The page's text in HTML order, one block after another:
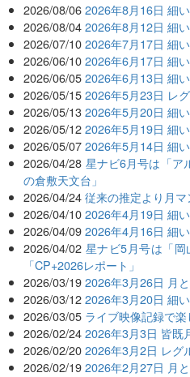
2026/08/06 2026年8月16日 細
2026/08/04 2026年8月12日 細
2026/07/10 2026年7月17日 細
2026/06/10 2026年6月17日 細
2026/06/05 2026年6月13日 細
2026/05/15 2026年5月23日 レ
2026/05/13 2026年5月20日 細
2026/05/12 2026年5月19日 細
2026/05/07 2026年5月14日 細
2026/04/28 星ナビ6月号は「ア
の倉敷天文台」
2026/04/24 従来の推定より月
2026/04/10 2026年4月19日 細
2026/04/09 2026年4月16日 細
2026/04/02 星ナビ5月号は「
「CP+2026レポート」
2026/03/19 2026年3月26日 月
2026/03/12 2026年3月20日 細
2026/03/05 ライブ映像記録で
2026/02/24 2026年3月3日 皆既
2026/02/20 2026年3月2日 レグ
2026/02/19 2026年2月27日 月